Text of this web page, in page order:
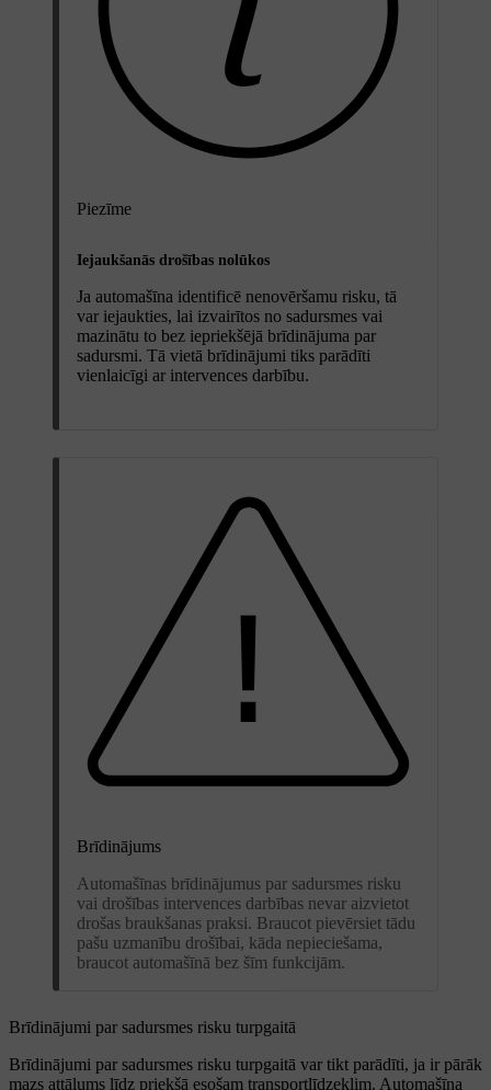
Piezīme
Iejaukšanās drošības nolūkos
Ja automašīna identificē nenovēršamu risku, tā
var iejaukties, lai izvairītos no sadursmes vai
mazinātu to bez iepriekšējā brīdinājuma par
sadursmi. Tā vietā brīdinājumi tiks parādīti
vienlaicīgi ar intervences darbību.
Brīdinājums
Automašīnas brīdinājumus par sadursmes risku
vai drošības intervences darbības nevar aizvietot
drošas braukšanas praksi. Braucot pievērsiet tādu
pašu uzmanību drošībai, kāda nepieciešama,
braucot automašīnā bez šīm funkcijām.
Brīdinājumi par sadursmes risku turpgaitā
Brīdinājumi par sadursmes risku turpgaitā var tikt parādīti, ja ir pārāk
mazs attālums līdz priekšā esošam transportlīdzeklim. Automašīna